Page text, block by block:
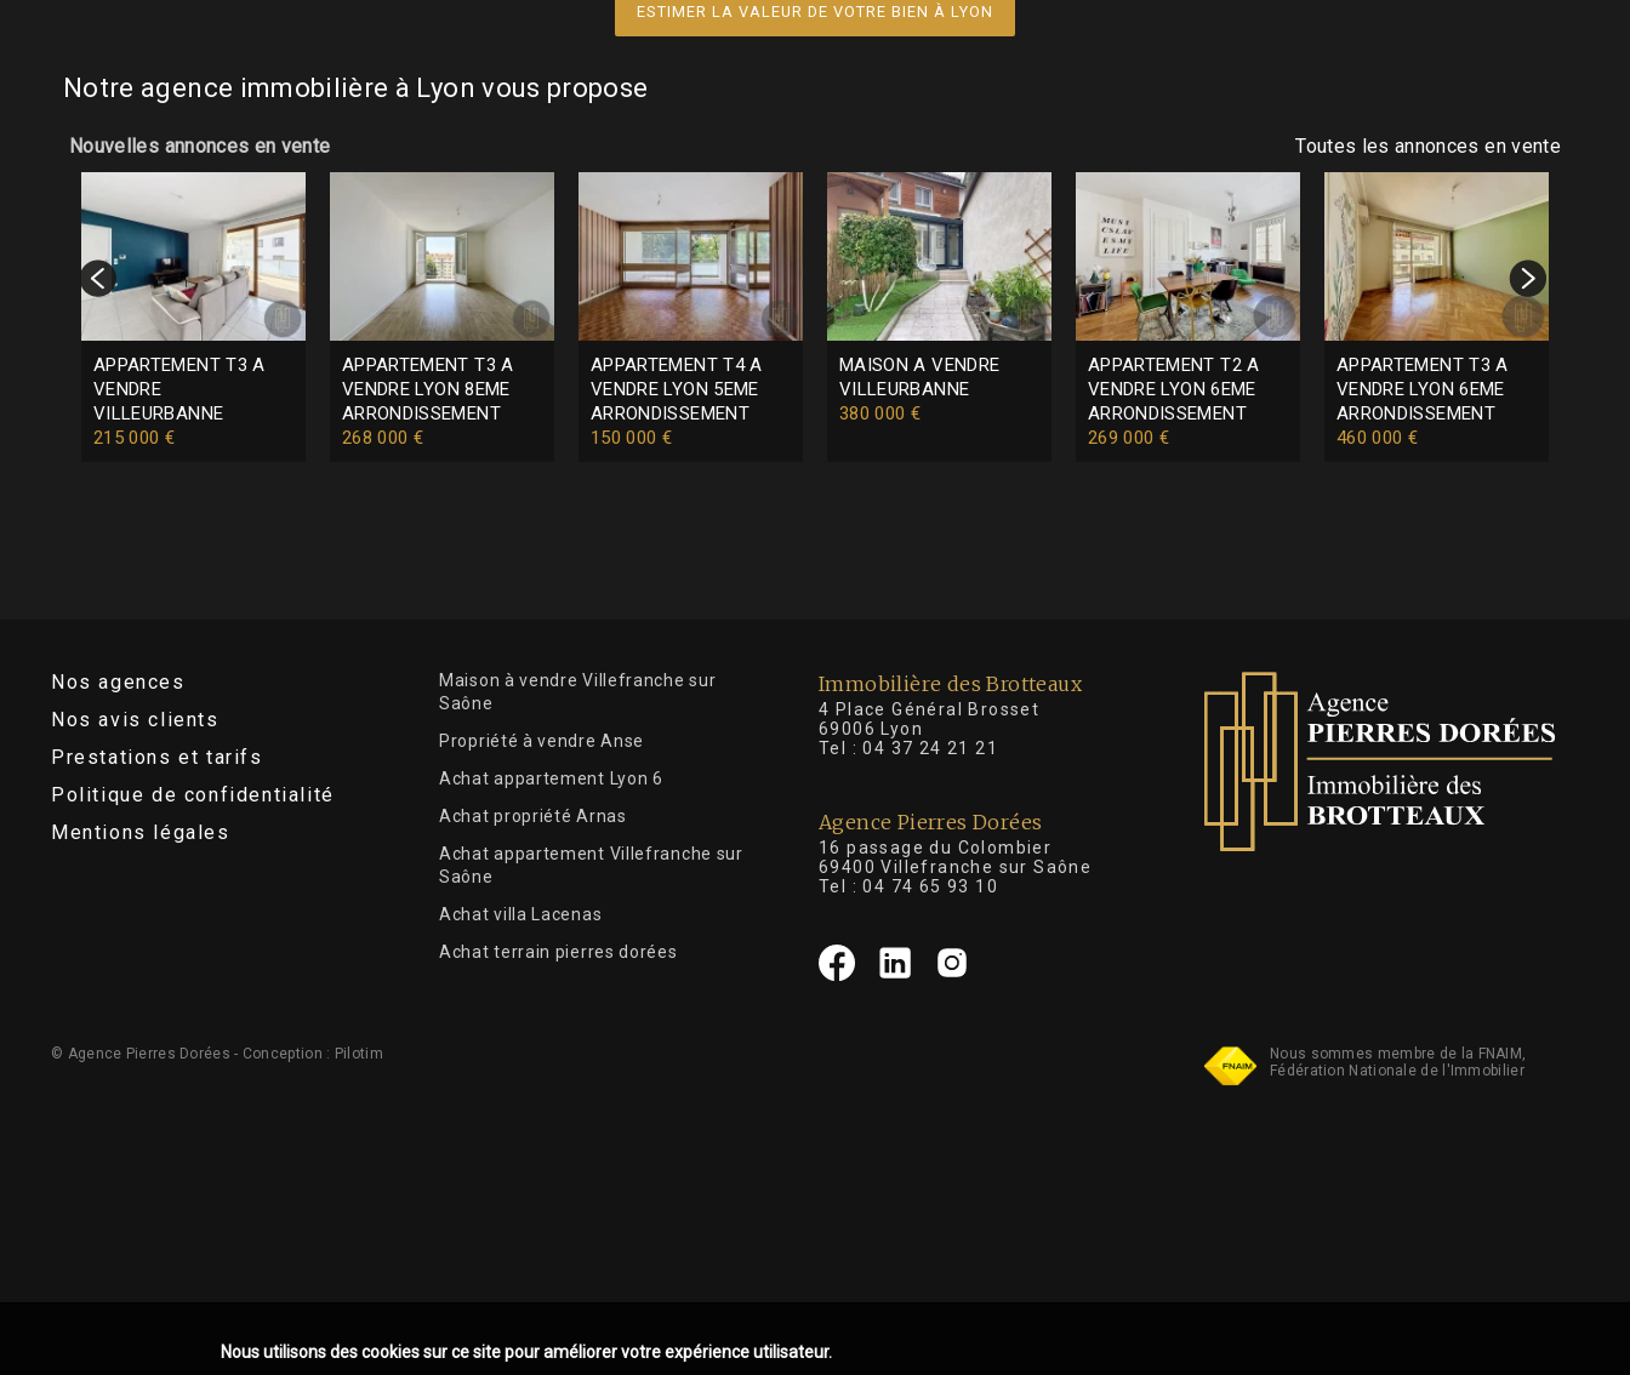
ESTIMER LA VALEUR DE VOTRE BIEN À LYON
Notre agence immobilière à Lyon vous propose
Toutes les annonces en vente
Nouvelles annonces en vente
APPARTEMENT T3 A
VENDRE
VILLEURBANNE
215 000 €
APPARTEMENT T3 A
VENDRE LYON 8EME
ARRONDISSEMENT
268 000 €
APPARTEMENT T4 A
VENDRE LYON 5EME
ARRONDISSEMENT
150 000 €
MAISON A VENDRE
VILLEURBANNE
380 000 €
APPARTEMENT T2 A
VENDRE LYON 6EME
ARRONDISSEMENT
269 000 €
APPARTEMENT T3 A
VENDRE LYON 6EME
ARRONDISSEMENT
460 000 €
Nos agences
Nos avis clients
Prestations et tarifs
Politique de confidentialité
Mentions légales
Maison à vendre Villefranche sur
Saône
Propriété à vendre Anse
Achat appartement Lyon 6
Achat propriété Arnas
Achat appartement Villefranche sur
Saône
Achat villa Lacenas
Achat terrain pierres dorées
Immobilière des Brotteaux
4 Place Général Brosset
69006 Lyon
Tel :04 37 24 21 21
Agence Pierres Dorées
16 passage du Colombier
69400 Villefranche sur Saône
Tel :04 74 65 93 10
© Agence Pierres Dorées - Conception : Pilotim
Nous sommes membre de la FNAIM,
Fédération Nationale de l'Immobilier
Nous utilisons des cookies sur ce site pour améliorer votre expérience utilisateur.